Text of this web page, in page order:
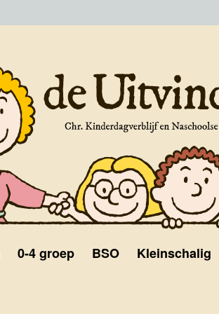
0-4 groep BSO Kleinschalig